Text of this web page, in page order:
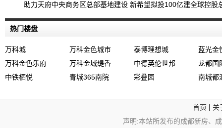
助力天府中央商务区总部基地建设 新希望拟投100亿建全球控股
热门楼盘
万科城 万科金色城市 泰博理想城
蓝光金
万科金色乐府
万科金域缇香 中德英伦世邦
龙都国
中铁栖悦
青城365南院 彩叠园 南城都
首页 | 关
声明:本站所发布的成都新房、